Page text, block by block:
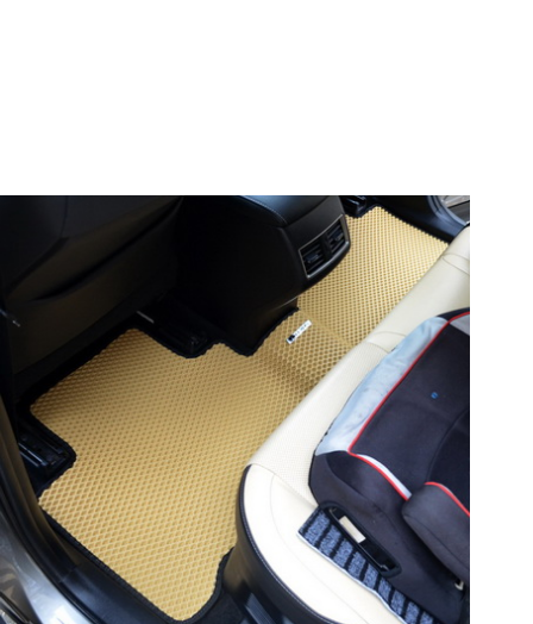
корпус 1.
На нашем сайте в целях
работоспособности
персональных данных,
браузером. Это,
и т.д. Если Вы
согласие на обработку
Положении по обработке
+7 (351) 277 91 67